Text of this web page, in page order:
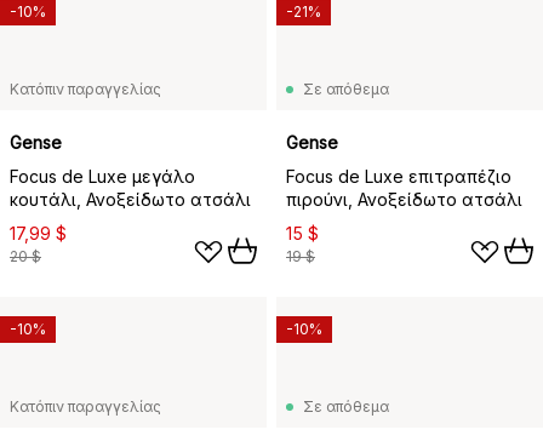
Κατόπιν παραγγελίας
Gense
Focus de Luxe μεγάλο
κουτάλι, Ανοξείδωτο ατσάλι
17,99 $
20 $
-10%
Σε απόθεμα
Gense
Focus de Luxe επιτραπέζιο
πιρούνι, Ανοξείδωτο ατσάλι
15 $
19 $
-21%
Κατόπιν παραγγελίας
-10%
Σε απόθεμα
-10%